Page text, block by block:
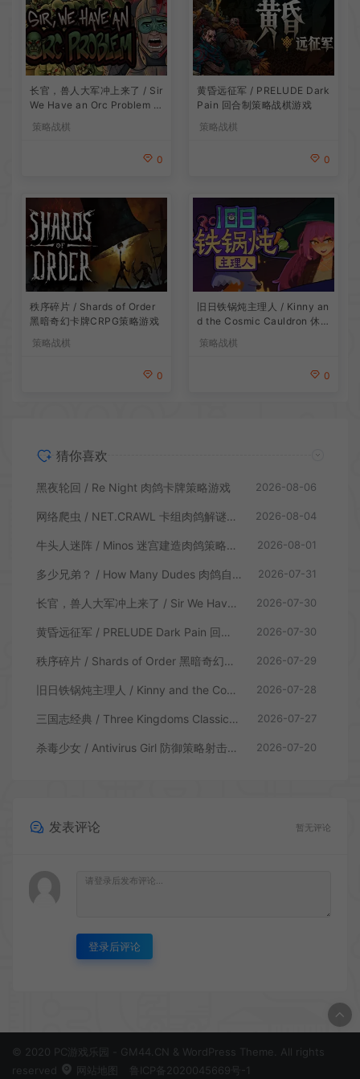
长官，兽人大军冲上来了 / Sir
We Have an Orc Problem 增
量塔防游戏
策略战棋
0
黄昏远征军 / PRELUDE Dark
Pain 回合制策略战棋游戏
策略战棋
0
秩序碎片 / Shards of Order
黑暗奇幻卡牌CRPG策略游戏
策略战棋
0
旧日铁锅炖主理人 / Kinny an
d the Cosmic Cauldron 休闲
策略战棋
0
猜你喜欢
黑夜轮回 / Re Night 肉鸽卡牌策略游戏 2026-08-06
网络爬虫 / NET.CRAWL 卡组肉鸽解谜策略游戏 2026-08-04
牛头人迷阵 / Minos 迷宫建造肉鸽策略游戏 2026-08-01
多少兄弟？ / How Many Dudes 肉鸽自走棋游戏 2026-07-31
长官，兽人大军冲上来了 / Sir We Have an Orc Problem 增量塔防游戏 2026-07-30
黄昏远征军 / PRELUDE Dark Pain 回合制策略战棋游戏 2026-07-30
秩序碎片 / Shards of Order 黑暗奇幻卡牌CRPG策略游戏 2026-07-29
旧日铁锅炖主理人 / Kinny and the Cosmic Cauldron 休闲卡片肉鸽策略游戏 2026-07-28
三国志经典 / Three Kingdoms Classic 回合制大战略游戏 2026-07-27
杀毒少女 / Antivirus Girl 防御策略射击游戏 2026-07-20
发表评论 暂无评论
登录后评论
© 2020 PC游戏乐园 - GM44.CN & WordPress Theme. All rights
reserved
网站地图 鲁ICP备2020045669号-1